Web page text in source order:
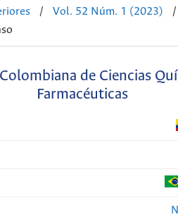
/ Vol. 52 Núm. 1 (2023)
/
de Ciencias
Farmacéuticas